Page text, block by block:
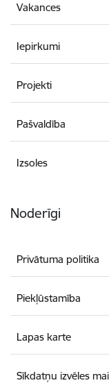
Vakances
Iepirkumi
Projekti
Pašvaldība
Izsoles
Noderīgi
Privātuma politika
Piekļūstamība
Lapas karte
Sīkdatņu izvēles